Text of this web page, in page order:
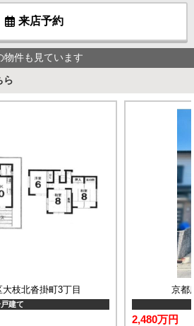
来店予約
物件も見ています
ら
枝北沓掛町3丁目
建て
京都
2,480万円